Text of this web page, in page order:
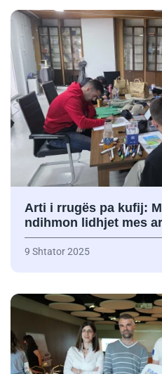
Arti i rrugës pa kufij:
ndihmon lidhjet mes
9 Shtator 2025